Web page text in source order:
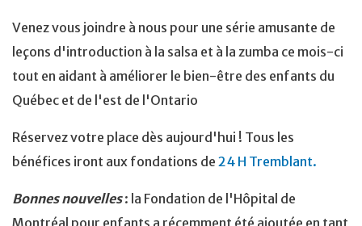
Venez vous joindre à nous pour une série amusante de
leçons d'introduction à la salsa et à la zumba ce mois-ci
tout en aidant à améliorer le bien-être des enfants du
Québec et de l'est de l'Ontario
Réservez votre place dès aujourd'hui ! Tous les
bénéfices iront aux fondations de 24 H Tremblant.
Bonnes nouvelles : la Fondation de l'Hôpital de